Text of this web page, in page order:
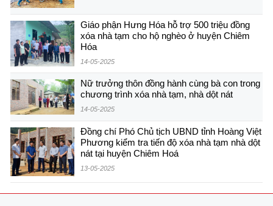
Giáo phận Hưng Hóa hỗ trợ 500 triệu đồng
xóa nhà tạm cho hộ nghèo ở huyện Chiêm
Hóa
14-05-2025
Nữ trưởng thôn đồng hành cùng bà con trong
chương trình xóa nhà tạm, nhà dột nát
14-05-2025
Đồng chí Phó Chủ tịch UBND tỉnh Hoàng Việt
Phương kiểm tra tiến độ xóa nhà tạm nhà dột
nát tại huyện Chiêm Hoá
13-05-2025